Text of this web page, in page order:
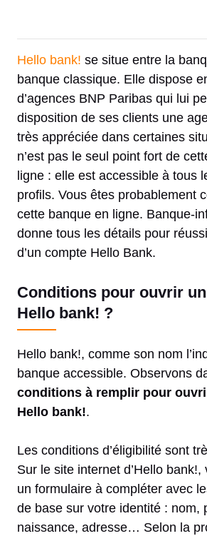
Hello bank! se situe entre la
banque classique. Elle dispose
d’agences BNP Paribas qui lui
disposition de ses clients une
très appréciée dans certaines
n’est pas le seul point fort de
ligne : elle est accessible à tous
profils. Vous êtes probablement
cette banque en ligne. Banque-
donne tous les détails pour
d’un compte Hello Bank.
Conditions pour ouvrir
Hello bank! ?
Hello bank!, comme son nom
banque accessible. Observons
conditions à remplir pour
Hello bank!.
Les conditions d’éligibilité sont
Sur le site internet d’Hello
un formulaire à compléter avec
de base sur votre identité : nom,
naissance, adresse… Selon la